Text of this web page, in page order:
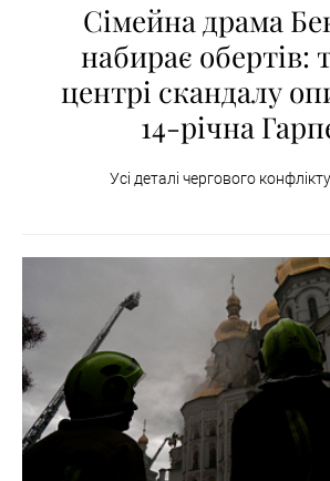
Сімейна драма
набирає обертів:
центрі скандалу
14-річна
Усі деталі чергового